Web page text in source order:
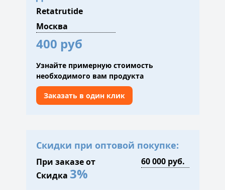
Retatrutide
400 руб
Узнайте примерную стоимость
необходимого вам продукта
Заказать в один клик
Скидки при оптовой покупке:
При заказе от
Скидка 3%